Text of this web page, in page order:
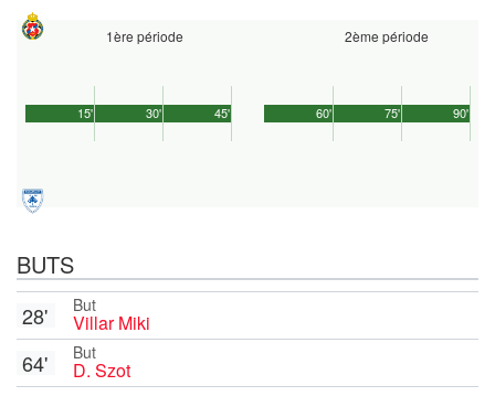
1ère période
45'
15' 30'
2ème période
90'
60' 75'
BUTS
But
Villar Miki
28'
But
D. Szot
64'